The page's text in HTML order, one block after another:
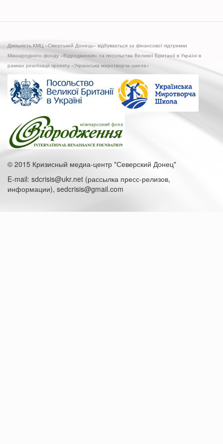
Діяльність КМЦ «Сіверський Донець» відбувається за фінансової підтримки
Міжнародного фонду «Відродження» та посольства Великої Британії в Україні в
рамках реалізації проекту «Українська миротворча школа»
© 2015 Кризисный медиа-центр "Северский Донец"
E-mail: sdcrisis@ukr.net (рассылка пресс-релизов,
информации), sedcrisis@gmail.com